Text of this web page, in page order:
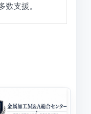
数支援。